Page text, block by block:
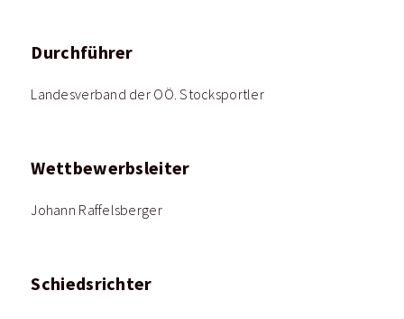
Durchführer
Landesverband der OÖ. Stocksportler
Wettbewerbsleiter
Johann Raffelsberger
Schiedsrichter